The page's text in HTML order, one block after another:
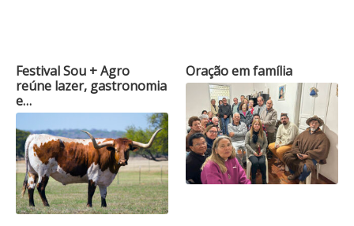
Festival Sou + Agro
reúne lazer, gastronomia
e…
Oração em família